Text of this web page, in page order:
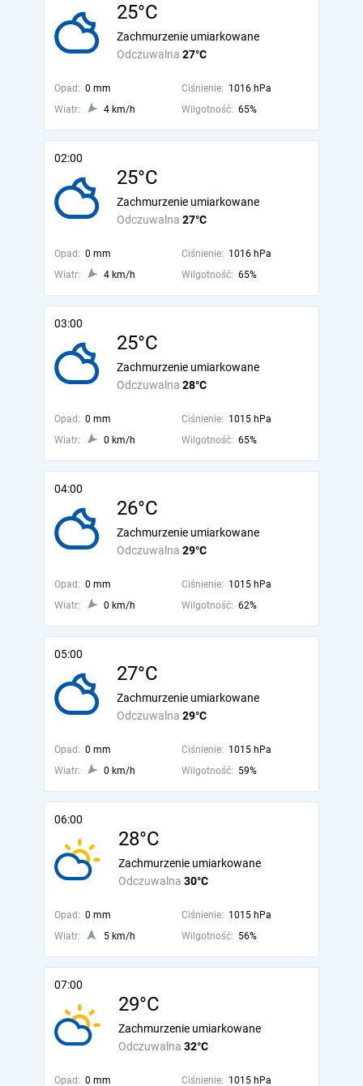
25°C
Odczuwalna 27°C
Zachmurzenie umiarkowane
Opad: 0 mm Ciśnienie: 1016 hPa
Wiatr:
4 km/h Wilgotność: 65%
02:00
25°C
Odczuwalna 27°C
Zachmurzenie umiarkowane
Opad: 0 mm Ciśnienie: 1016 hPa
Wiatr:
4 km/h Wilgotność: 65%
03:00
25°C
Odczuwalna 28°C
Zachmurzenie umiarkowane
Opad: 0 mm Ciśnienie: 1015 hPa
Wiatr:
0 km/h Wilgotność: 65%
04:00
26°C
Odczuwalna 29°C
Zachmurzenie umiarkowane
Opad: 0 mm Ciśnienie: 1015 hPa
Wiatr:
0 km/h Wilgotność: 62%
05:00
27°C
Odczuwalna 29°C
Zachmurzenie umiarkowane
Opad: 0 mm Ciśnienie: 1015 hPa
Wiatr:
0 km/h Wilgotność: 59%
06:00
28°C
Odczuwalna 30°C
Zachmurzenie umiarkowane
Opad: 0 mm Ciśnienie: 1015 hPa
Wiatr:
5 km/h Wilgotność: 56%
07:00
29°C
Odczuwalna 32°C
Zachmurzenie umiarkowane
Opad: 0 mm Ciśnienie: 1015 hPa